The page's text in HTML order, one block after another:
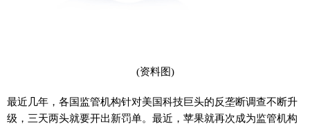
(资料图)
最近几年，各国监管机构针对美国科技巨头的反垄断调查不断升
级，三天两头就要开出新罚单。最近，苹果就再次成为监管机构